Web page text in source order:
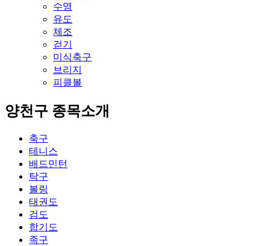
수영
유도
체조
걷기
미식축구
브리지
피클볼
양천구 종목소개
축구
테니스
배드민턴
탁구
볼링
태권도
검도
합기도
족구